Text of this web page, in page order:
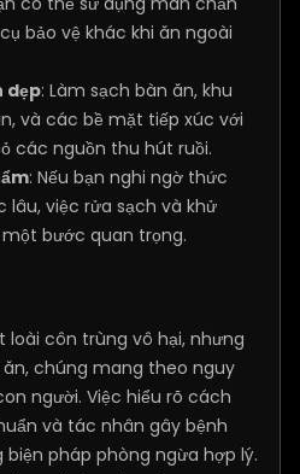
bảo vệ khác khi ăn ngoài
dẹp: Làm sạch bàn ăn, khu
và các bề mặt tiếp xúc với
các nguồn thu hút ruồi.
: Nếu bạn nghi ngờ thức
lâu, việc rửa sạch và khử
bước quan trọng.
loài côn trùng vô hại, nhưng
chúng mang theo nguy
người. Việc hiểu rõ cách
và tác nhân gây bệnh
pháp phòng ngừa hợp lý.